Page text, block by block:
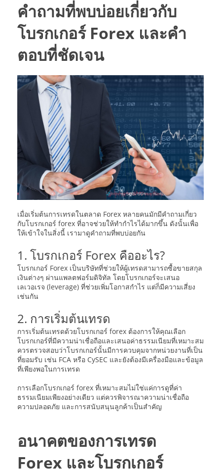
คำถามที่พบบ่อยเกี่ยวกับ
โบรกเกอร์ Forex และคำ
ตอบที่ชัดเจน
เมื่อเริ่มต้นการเทรดในตลาด Forex หลายคนมักมีคำถามเกี่ยว
กับโบรกเกอร์ forex ที่อาจช่วยให้ทำกำไรได้มากขึ้น ดังนั้นเพื่อ
ให้เข้าใจในสิ่งนี้ เรามาดูคำถามที่พบบ่อยกัน
1. โบรกเกอร์ Forex คืออะไร?
โบรกเกอร์ Forex เป็นบริษัทที่ช่วยให้ผู้เทรดสามารถซื้อขายสกุล
เงินต่างๆ ผ่านแพลตฟอร์มดิจิทัล โดยโบรกเกอร์จะเสนอ
เลเวอเรจ (leverage) ที่ช่วยเพิ่มโอกาสกำไร แต่ก็มีความเสี่ยง
เช่นกัน
2. การเริ่มต้นเทรด
การเริ่มต้นเทรดด้วยโบรกเกอร์ forex ต้องการให้คุณเลือก
โบรกเกอร์ที่มีความน่าเชื่อถือและเสนอค่าธรรมเนียมที่เหมาะสม
ควรตรวจสอบว่าโบรกเกอร์นั้นมีการควบคุมจากหน่วยงานที่เป็น
ที่ยอมรับ เช่น FCA หรือ CySEC และยังต้องมีเครื่องมือและข้อมูล
ที่เพียงพอในการเทรด
การเลือกโบรกเกอร์ forex ที่เหมาะสมไม่ใช่แค่การดูที่ค่า
ธรรมเนียมเพียงอย่างเดียว แต่ควรพิจารณาความน่าเชื่อถือ
ความปลอดภัย และการสนับสนุนลูกค้าเป็นสำคัญ
อนาคตของการเทรด
Forex และโบรกเกอร์